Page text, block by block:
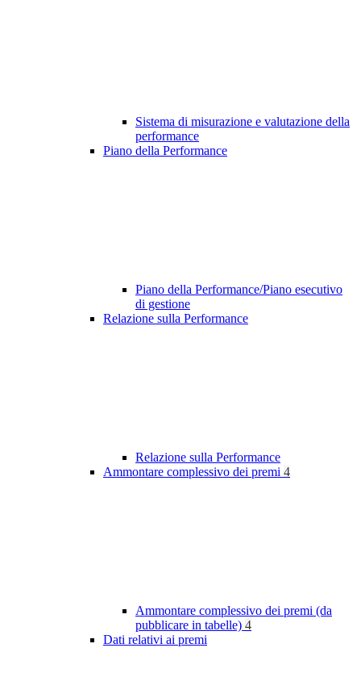
Sistema di misurazione e valutazione della
performance
Piano della Performance
Piano della Performance/Piano esecutivo
di gestione
Relazione sulla Performance
Relazione sulla Performance
Ammontare complessivo dei premi 4
Ammontare complessivo dei premi (da
pubblicare in tabelle) 4
Dati relativi ai premi